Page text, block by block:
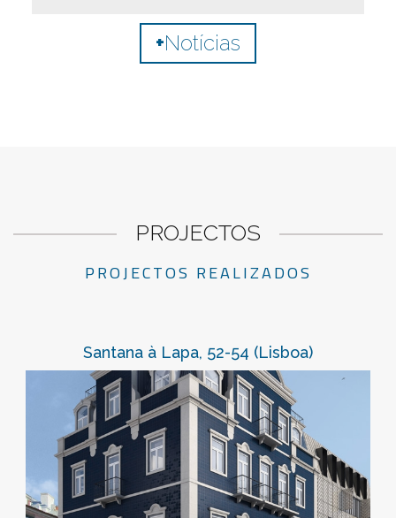
+Notícias
PROJECTOS
PROJECTOS REALIZADOS
Santana à Lapa, 52-54 (Lisboa)